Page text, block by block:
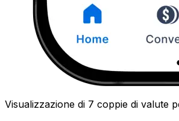
Visualizzazione di 7 coppie di valute